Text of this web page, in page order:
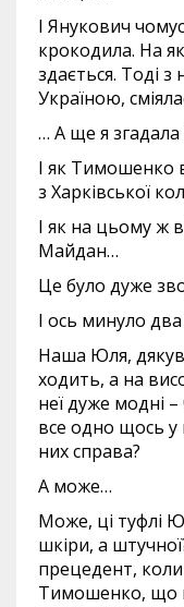
І Янукович
крокодила. На
здається. Тоді
Україною,
… А ще я згадала
І як Тимошенко
з Харківської
І як на цьому ж
Майдан…
Це було дуже
І ось минуло
Наша Юля,
ходить, а на
неї дуже модні –
все одно щось
них справа?
А може…
Може, ці туфлі
шкіри, а
прецедент,
Тимошенко, що